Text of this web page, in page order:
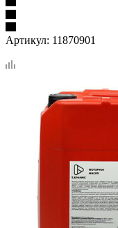
Артикул: 11870901